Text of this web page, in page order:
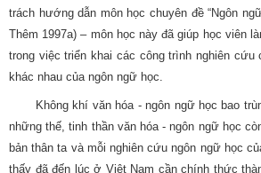
trách hướng dẫn môn học chuyên đề “Ngôn
Thêm 1997a) – môn học này đã giúp học viên
trong việc triển khai các công trình nghiên
khác nhau của ngôn ngữ học.
Không khí văn hóa - ngôn ngữ học bao
những thế, tinh thần văn hóa - ngôn ngữ học
bản thân ta và mỗi nghiên cứu ngôn ngữ học
thấy đã đến lúc ở Việt Nam cần chính thức